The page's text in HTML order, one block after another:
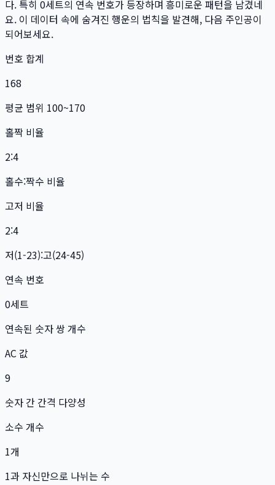
다. 특히 0세트의 연속 번호가 등장하며 흥미로운 패턴을 남겼네
요. 이 데이터 속에 숨겨진 행운의 법칙을 발견해, 다음 주인공이
되어보세요.
번호 합계
168
평균 범위 100~170
홀짝 비율
2:4
홀수:짝수 비율
고저 비율
2:4
저(1-23):고(24-45)
연속 번호
0세트
연속된 숫자 쌍 개수
AC 값
9
숫자 간 간격 다양성
소수 개수
1개
1과 자신만으로 나뉘는 수